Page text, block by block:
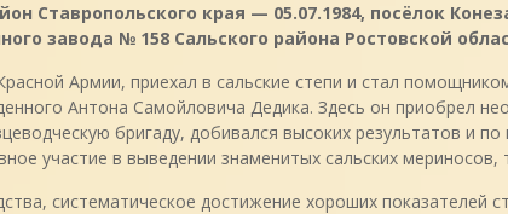
Ставропольского края — 05.07.1984, посёлок
завода № 158 Сальского района Ростовской
Армии, приехал в сальские степи и стал
Антона Самойловича Дедика. Здесь он приобрел
бригаду, добивался высоких результатов и
участие в выведении знаменитых сальских
систематическое достижение хороших показателей